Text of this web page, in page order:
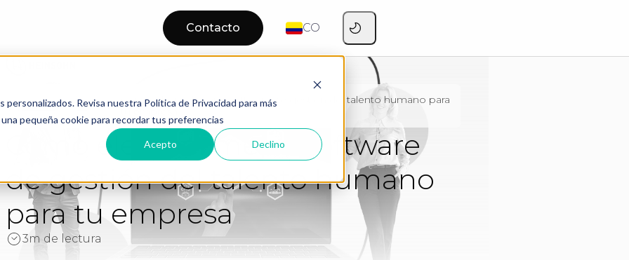
Revisa nuestra Política de Privacidad para más
pequeña cookie para recordar tus preferencias
Acepto Declino
Contacto CO
Home Blog
Cómo elegir el mejor software de gestión del talento humano para
Cómo elegir el mejor software
de gestión del talento humano
para tu empresa
3m de lectura